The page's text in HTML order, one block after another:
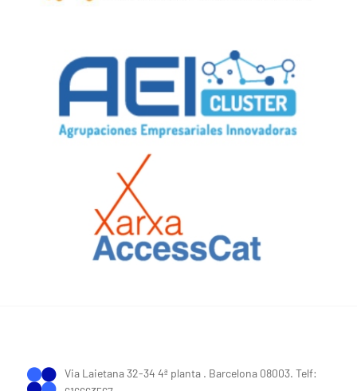
Via Laietana 32-34 4ª planta . Barcelona 08003. Telf: